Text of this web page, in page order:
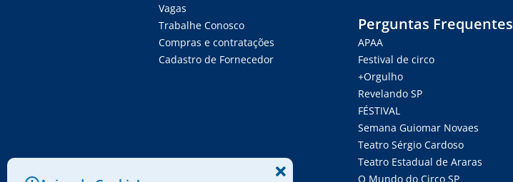
Vagas
Trabalhe Conosco
Compras e contratações
Cadastro de Fornecedor
Perguntas Frequentes
APAA
Festival de circo
+Orgulho
Revelando SP
FÉSTIVAL
Semana Guiomar Novaes
Teatro Sérgio Cardoso
Teatro Estadual de Araras
O Mundo do Circo SP